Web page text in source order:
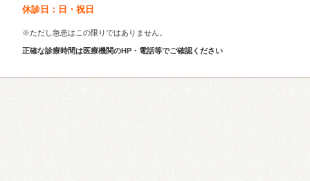
休診日：日・祝日
※ただし急患はこの限りではありません。
正確な診療時間は医療機関のHP・電話等でご確認ください